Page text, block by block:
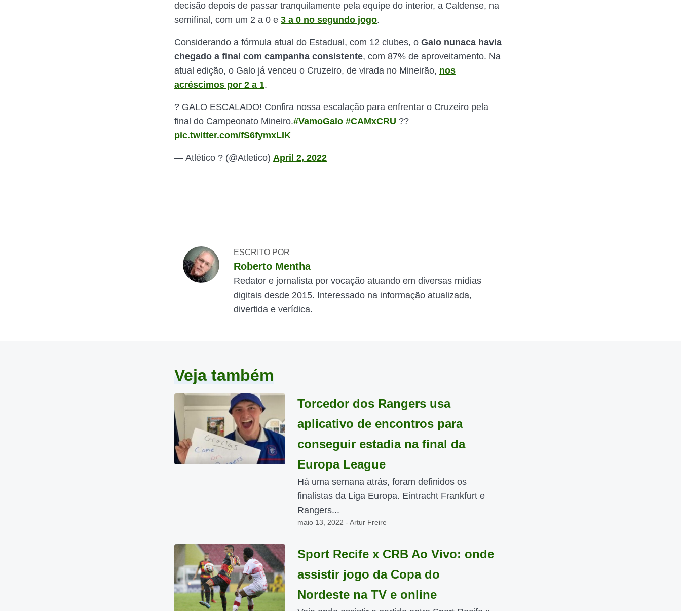
decisão depois de passar tranquilamente pela equipe do interior, a Caldense, na
semifinal, com um 2 a 0 e 3 a 0 no segundo jogo.
Considerando a fórmula atual do Estadual, com 12 clubes, o Galo nunaca havia
chegado a final com campanha consistente, com 87% de aproveitamento. Na
atual edição, o Galo já venceu o Cruzeiro, de virada no Mineirão, nos
acréscimos por 2 a 1.
? GALO ESCALADO! Confira nossa escalação para enfrentar o Cruzeiro pela
final do Campeonato Mineiro.#VamoGalo #CAMxCRU ??️
pic.twitter.com/fS6fymxLIK
— Atlético ? (@Atletico) April 2, 2022
ESCRITO POR
Roberto Mentha
Redator e jornalista por vocação atuando em diversas mídias
digitais desde 2015. Interessado na informação atualizada,
divertida e verídica.
Veja também
Torcedor dos Rangers usa
aplicativo de encontros para
conseguir estadia na final da
Europa League
Há uma semana atrás, foram definidos os
finalistas da Liga Europa. Eintracht Frankfurt e
Rangers...
maio 13, 2022 - Artur Freire
Sport Recife x CRB Ao Vivo: onde
assistir jogo da Copa do
Nordeste na TV e online